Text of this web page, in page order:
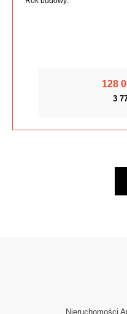
128
3
Nieruchomości